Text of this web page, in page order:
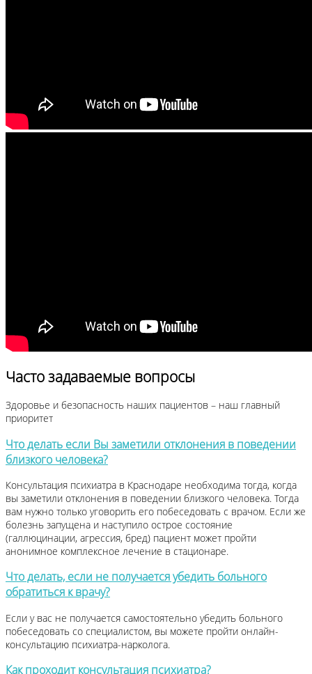
Часто задаваемые вопросы
Здоровье и безопасность наших пациентов – наш главный
приоритет
Что делать если Вы заметили отклонения в поведении
близкого человека?
Консультация психиатра в Краснодаре необходима тогда, когда
вы заметили отклонения в поведении близкого человека. Тогда
вам нужно только уговорить его побеседовать с врачом. Если же
болезнь запущена и наступило острое состояние
(галлюцинации, агрессия, бред) пациент может пройти
анонимное комплексное лечение в стационаре.
Что делать, если не получается убедить больного
обратиться к врачу?
Если у вас не получается самостоятельно убедить больного
побеседовать со специалистом, вы можете пройти онлайн-
консультацию психиатра-нарколога.
Как проходит консультация психиатра?